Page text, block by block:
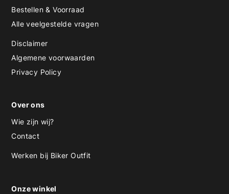
Bestellen & Voorraad
Alle veelgestelde vragen
Disclaimer
Algemene voorwaarden
Privacy Policy
Over ons
Wie zijn wij?
Contact
Werken bij Biker Outfit
Onze winkel